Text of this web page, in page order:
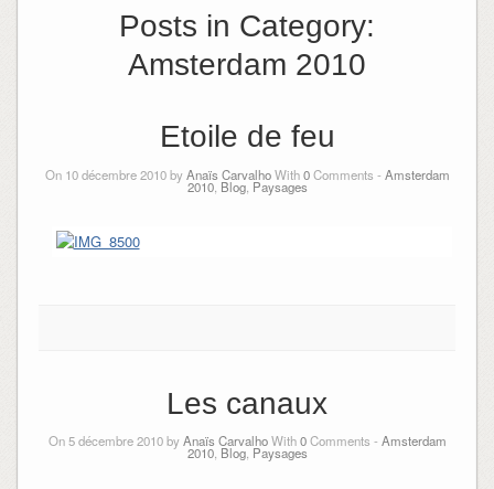
Posts in Category:
Amsterdam 2010
Etoile de feu
On 10 décembre 2010 byAnaïs CarvalhoWith0Comments - Amsterdam
2010, Blog, Paysages
Les canaux
On 5 décembre 2010 byAnaïs CarvalhoWith0Comments - Amsterdam
2010, Blog, Paysages